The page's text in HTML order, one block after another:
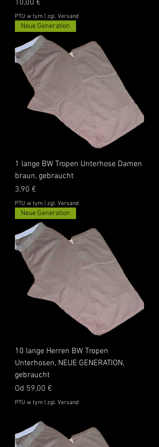
Cena
10,00 €
PTU w tym zgl. Versand
Neue Generation
1 lange BW Tropen Unterhose Damen
braun, gebraucht
Cena
3,90 €
PTU w tym zgl. Versand
Neue Generation
10 lange Herren BW Tropen
Unterhosen, NEUE GENERATION,
gebraucht
Od 59,00 €
Cena rabatowa
PTU w tym zgl. Versand